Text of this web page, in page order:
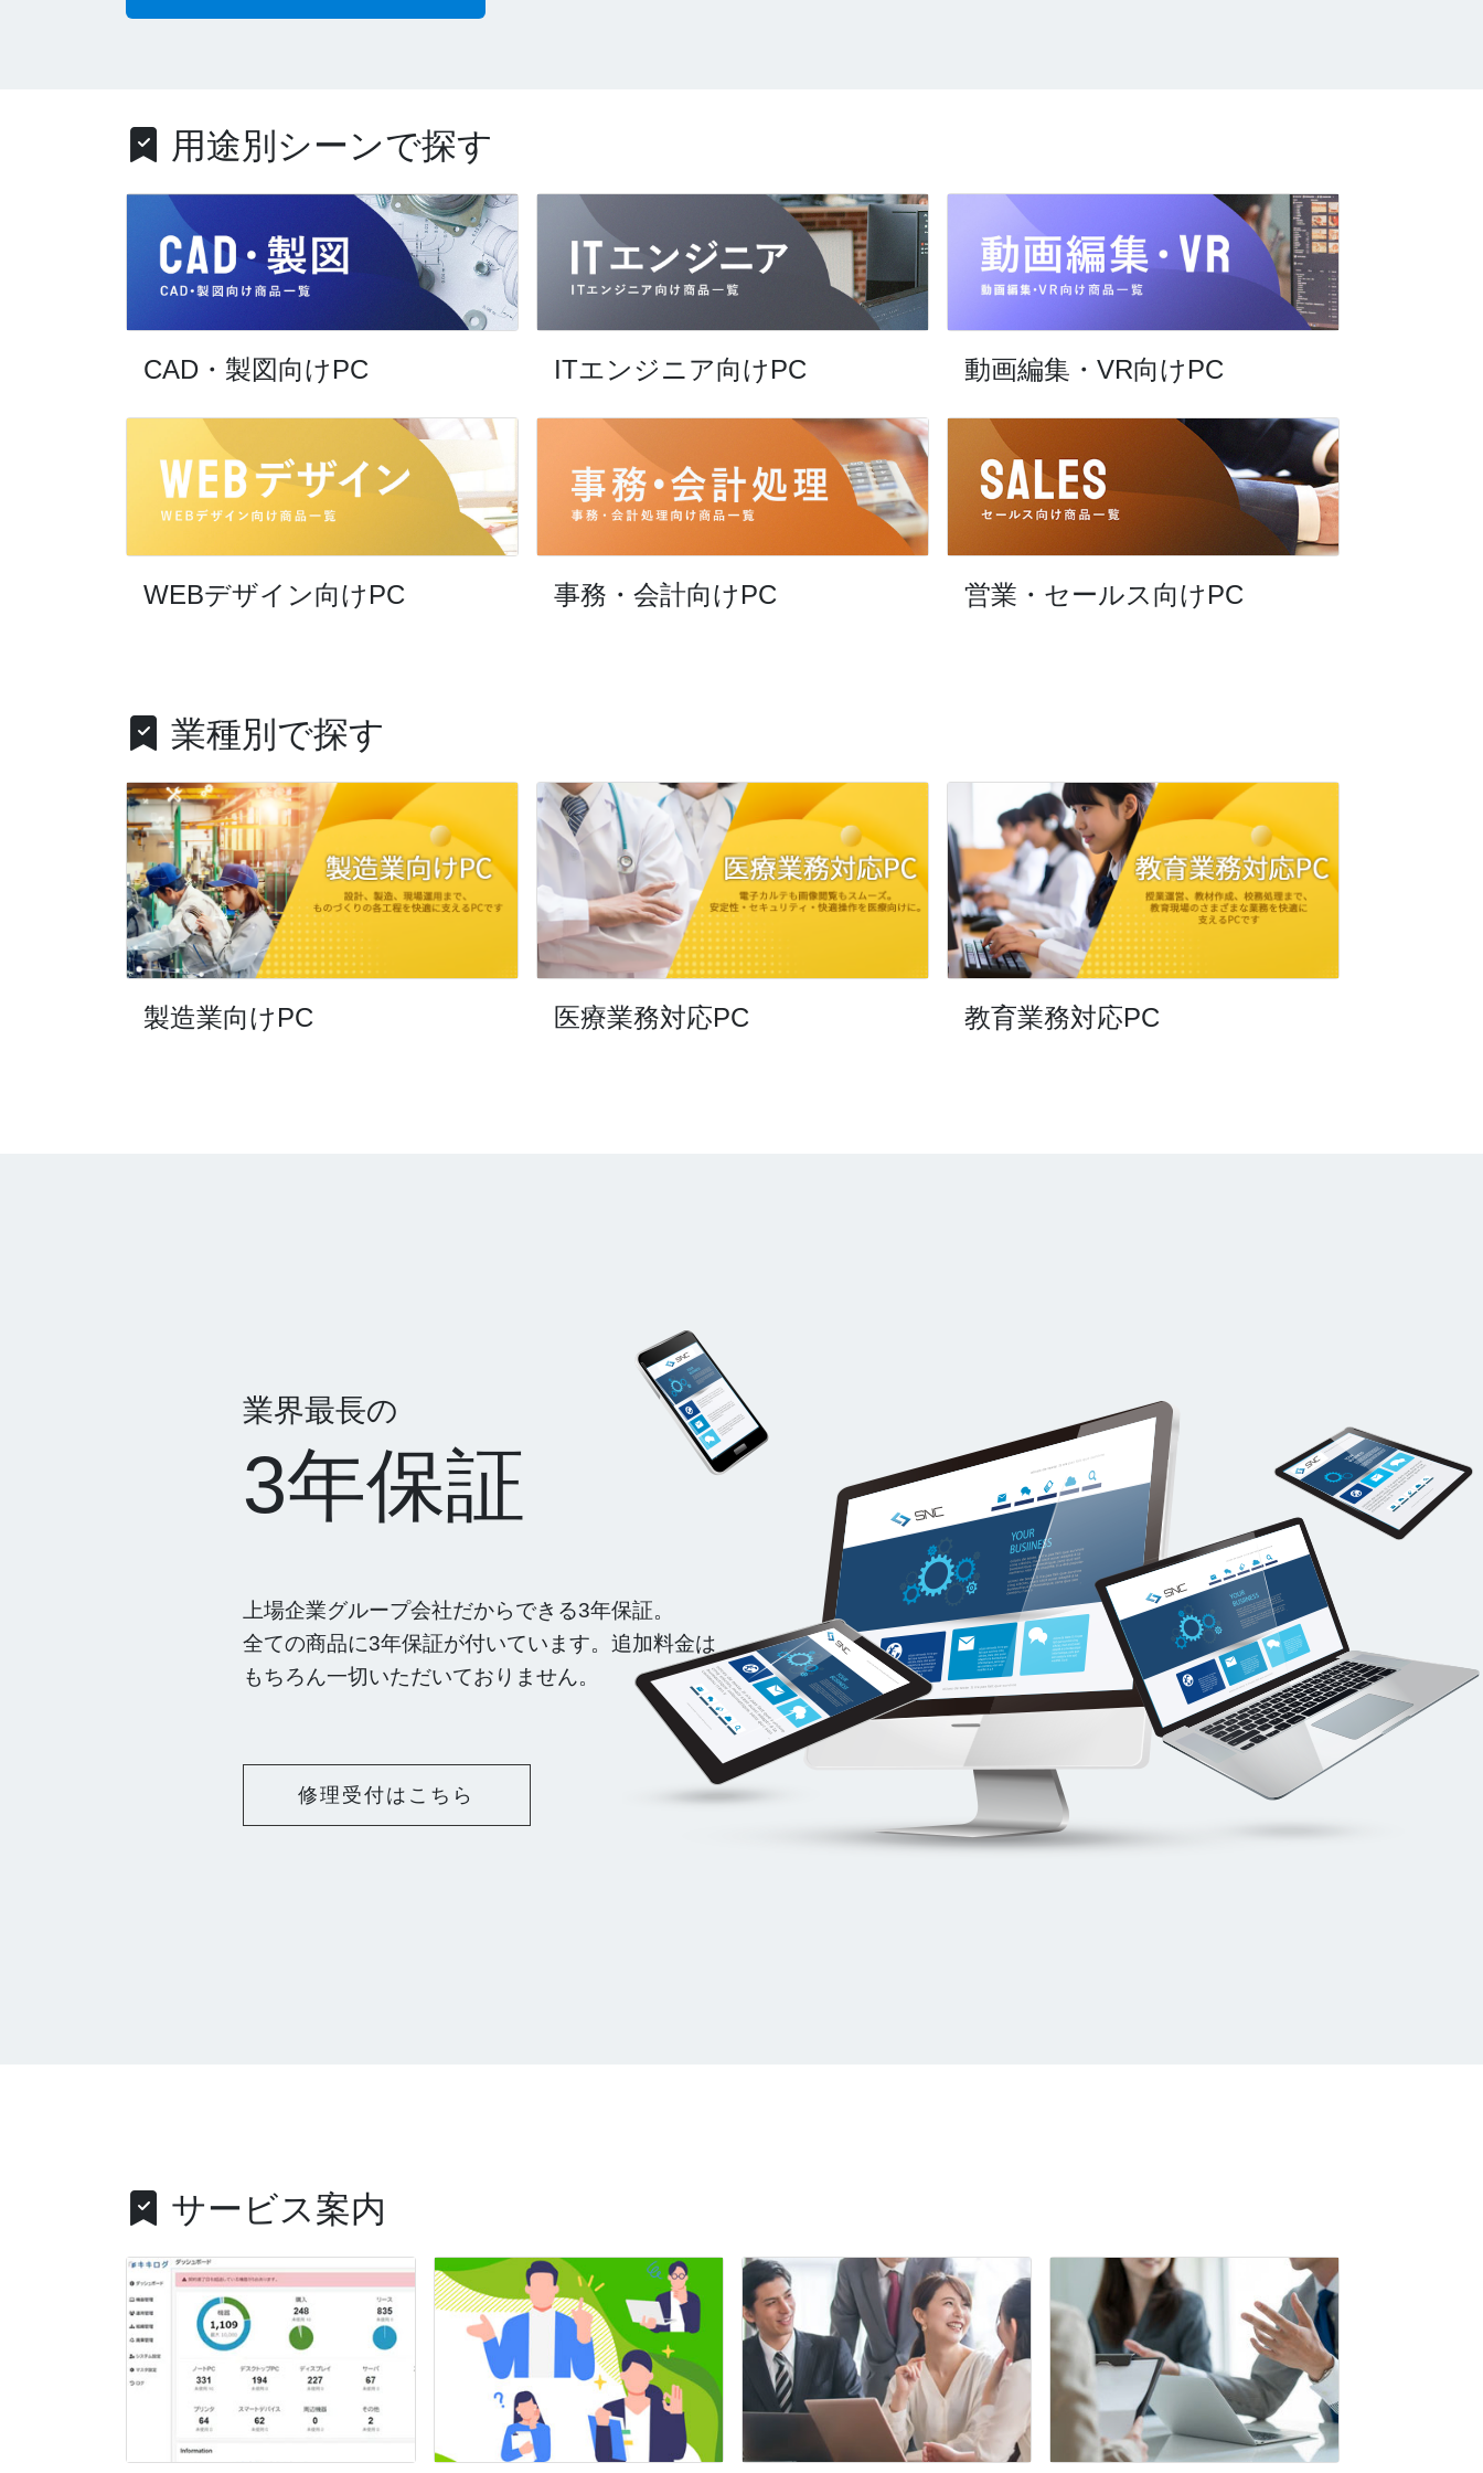
用途別シーンで探す
CAD・製図向けPC ITエンジニア向けPC 動画編集・VR向けPC
WEBデザイン向けPC 事務・会計向けPC 営業・セールス向けPC
業種別で探す
製造業向けPC 医療業務対応PC 教育業務対応PC
業界最長の
3年保証
上場企業グループ会社だからできる3年保証。
全ての商品に3年保証が付いています。追加料金は
もちろん一切いただいておりません。
修理受付はこちら
サービス案内